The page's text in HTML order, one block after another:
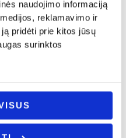
naudojimo informaciją
reklamavimo ir
pridėti prie kitos jūsų
surinktos
Į KREPŠELĮ